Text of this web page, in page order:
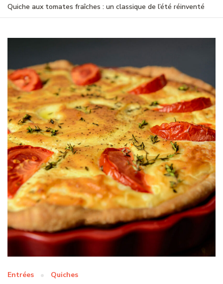
Quiche aux tomates fraîches : un classique de l’été réinventé
Entrées Quiches